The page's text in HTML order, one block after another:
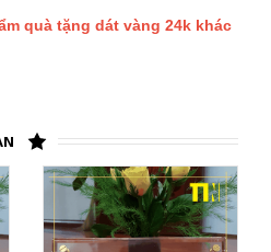
quà tặng dát vàng 24k khác